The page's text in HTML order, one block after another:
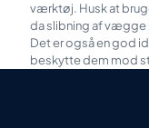
værktøj. Husk at
da slibning af
Det er også en god
beskytte dem mod